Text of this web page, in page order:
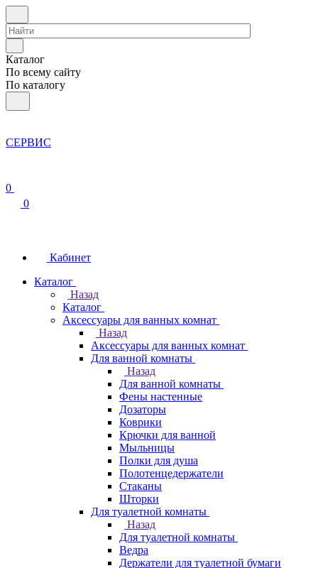
Каталог
По всему сайту
По каталогу
СЕРВИС
0
0
Кабинет
Каталог
Назад
Каталог
Аксессуары для ванных комнат
Назад
Аксессуары для ванных комнат
Для ванной комнаты
Назад
Для ванной комнаты
Фены настенные
Дозаторы
Коврики
Крючки для ванной
Мыльницы
Полки для душа
Полотенцедержатели
Стаканы
Шторки
Для туалетной комнаты
Назад
Для туалетной комнаты
Ведра
Держатели для туалетной бумаги